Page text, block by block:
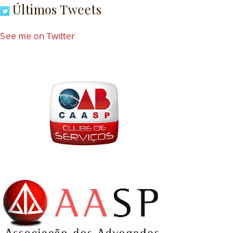
Últimos Tweets
See me on Twitter